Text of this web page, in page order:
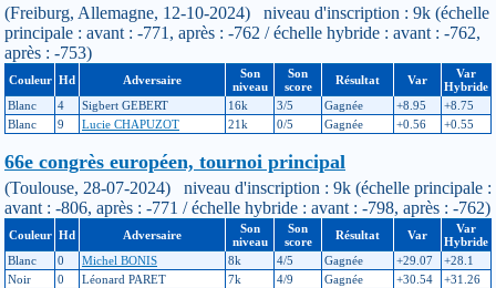
(Freiburg, Allemagne, 12-10-2024) niveau d'inscription : 9k (échelle
principale : avant : -771, après : -762 / échelle hybride : avant : -762,
après : -753)
Couleur Hd Adversaire
Son
niveau
Son
score
Résultat Var
Var
Hybride
Blanc
4 Sigbert GEBERT 16k 3/5 Gagnée +8.95
+8.75
Blanc
9 Lucie CHAPUZOT 21k 0/5 Gagnée +0.56 +0.55
66e congrès européen, tournoi principal
(Toulouse, 28-07-2024) niveau d'inscription : 9k (échelle principale :
avant : -806, après : -771 / échelle hybride : avant : -798, après : -762)
Couleur Hd Adversaire
Son
niveau
Son
score
Résultat Var
Var
Hybride
Blanc
0 Michel BONIS 8k 4/5 Gagnée +29.07
+28.1
Noir
0 Léonard PARET 7k 4/9 Gagnée +30.54
+31.26